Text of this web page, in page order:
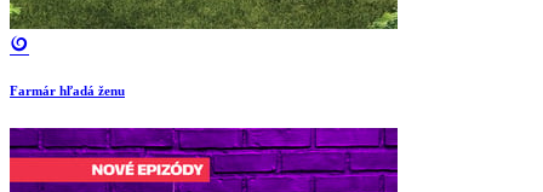
Farmár hľadá ženu